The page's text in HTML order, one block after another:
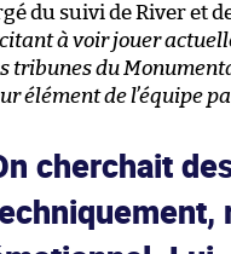
du suivi de River et de
à voir jouer
tribunes du
élément de l’équipe
cherchait